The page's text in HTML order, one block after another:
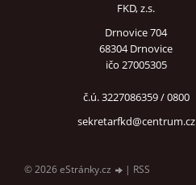
FKD, z.s.
Drnovice 704
68304 Drnovice
ičo 27005305
č.ú. 3227086359 / 0800
sekretarfkd@centrum.cz
© 2026 eStránky.cz | RSS